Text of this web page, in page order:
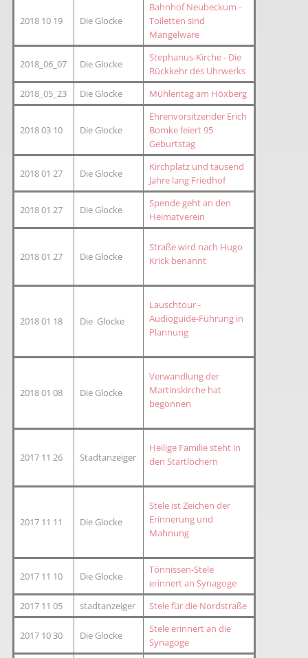
2018 10 19 Die Glocke
Bahnhof Neubeckum -
Toiletten sind
Mangelware
2018_06_07 Die Glocke
Stephanus-Kirche - Die
Rückkehr des Uhrwerks
2018_05_23
Die Glocke Mühlentag am Höxberg
2018 03 10 Die Glocke
Ehrenvorsitzender Erich
Bomke feiert 95
Geburtstag
2018 01 27 Die Glocke
Kirchplatz und tausend
Jahre lang Friedhof
2018 01 27 Die Glocke
Spende geht an den
Heimatverein
2018 01 27 Die Glocke
Straße wird nach Hugo
Krick benannt
2018 01 18 Die Glocke
Lauschtour -
Audioguide-Führung in
Plannung
2018 01 08 Die Glocke
Verwandlung der
Martinskirche hat
begonnen
2017 11 26 Stadtanzeiger
Heilige Familie steht in
den Startlöchern
2017 11 11 Die Glocke
Stele ist Zeichen der
Erinnerung und
Mahnung
2017 11 10 Die Glocke
Tönnissen-Stele
erinnert an Synagoge
2017 11 05
stadtanzeiger Stele für die Nordstraße
2017 10 30 Die Glocke
Stele erinnert an die
Synagoge